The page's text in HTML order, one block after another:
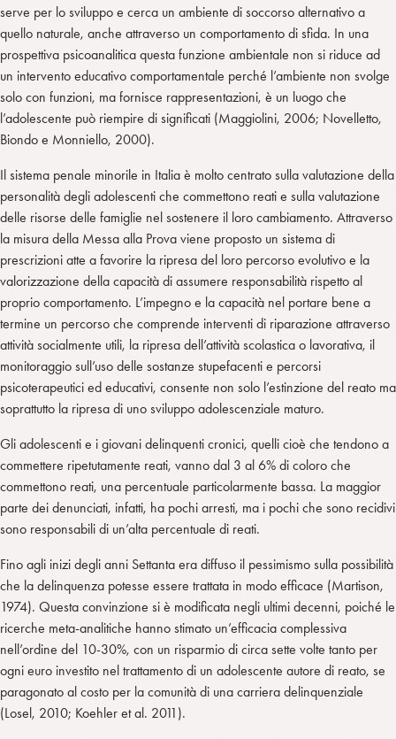
serve per lo sviluppo e cerca un ambiente di soccorso alternativo a
quello naturale, anche attraverso un comportamento di sfida. In una
prospettiva psicoanalitica questa funzione ambientale non si riduce ad
un intervento educativo comportamentale perché l’ambiente non svolge
solo con funzioni, ma fornisce rappresentazioni, è un luogo che
l’adolescente può riempire di significati (Maggiolini, 2006; Novelletto,
Biondo e Monniello, 2000).
Il sistema penale minorile in Italia è molto centrato sulla valutazione della
personalità degli adolescenti che commettono reati e sulla valutazione
delle risorse delle famiglie nel sostenere il loro cambiamento. Attraverso
la misura della Messa alla Prova viene proposto un sistema di
prescrizioni atte a favorire la ripresa del loro percorso evolutivo e la
valorizzazione della capacità di assumere responsabilità rispetto al
proprio comportamento. L’impegno e la capacità nel portare bene a
termine un percorso che comprende interventi di riparazione attraverso
attività socialmente utili, la ripresa dell’attività scolastica o lavorativa, il
monitoraggio sull’uso delle sostanze stupefacenti e percorsi
psicoterapeutici ed educativi, consente non solo l’estinzione del reato ma
soprattutto la ripresa di uno sviluppo adolescenziale maturo.
Gli adolescenti e i giovani delinquenti cronici, quelli cioè che tendono a
commettere ripetutamente reati, vanno dal 3 al 6% di coloro che
commettono reati, una percentuale particolarmente bassa. La maggior
parte dei denunciati, infatti, ha pochi arresti, ma i pochi che sono recidivi
sono responsabili di un’alta percentuale di reati.
Fino agli inizi degli anni Settanta era diffuso il pessimismo sulla possibilità
che la delinquenza potesse essere trattata in modo efficace (Martison,
1974). Questa convinzione si è modificata negli ultimi decenni, poiché le
ricerche meta-analitiche hanno stimato un’efficacia complessiva
nell’ordine del 10-30%, con un risparmio di circa sette volte tanto per
ogni euro investito nel trattamento di un adolescente autore di reato, se
paragonato al costo per la comunità di una carriera delinquenziale
(Losel, 2010; Koehler et al. 2011).